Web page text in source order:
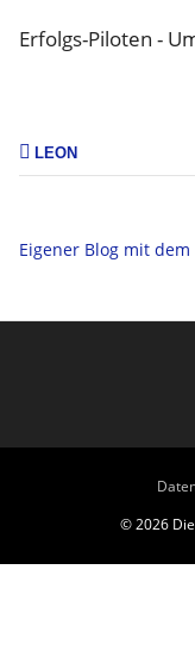
Erfolgs-Piloten -
LEON
Eigener Blog mit
© 2026